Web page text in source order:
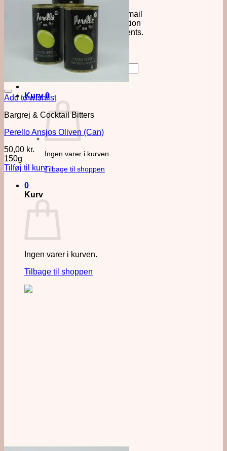
Jeg bekræfter, at Force
Majeure må opbevare min e-mail
og kontakte mig med information
om produkter, nyheder og events.
Læs mere om vores
persondatapolitik.
Søg
Kurv0
Ingen varer i kurven.
Tilbage til shoppen
0
Kurv
Ingen varer i kurven.
Tilbage til shoppen
Add to wishlist
Bargrej & Cocktail Bitters
Perello Ansjos Oliven (Can)
50,00 kr.
150g
Tilføj til kurv